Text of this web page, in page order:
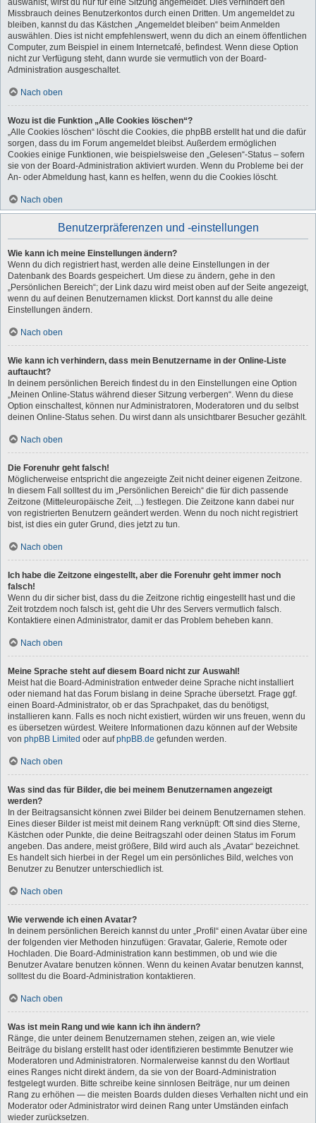
auswählst, wirst du nur für eine Sitzung angemeldet. Dies verhindert den
Missbrauch deines Benutzerkontos durch einen Dritten. Um angemeldet zu
bleiben, kannst du das Kästchen „Angemeldet bleiben“ beim Anmelden
auswählen. Dies ist nicht empfehlenswert, wenn du dich an einem öffentlichen
Computer, zum Beispiel in einem Internetcafé, befindest. Wenn diese Option
nicht zur Verfügung steht, dann wurde sie vermutlich von der Board-
Administration ausgeschaltet.
Nach oben
Wozu ist die Funktion „Alle Cookies löschen“?
„Alle Cookies löschen“ löscht die Cookies, die phpBB erstellt hat und die dafür
sorgen, dass du im Forum angemeldet bleibst. Außerdem ermöglichen
Cookies einige Funktionen, wie beispielsweise den „Gelesen“-Status – sofern
sie von der Board-Administration aktiviert wurden. Wenn du Probleme bei der
An- oder Abmeldung hast, kann es helfen, wenn du die Cookies löscht.
Nach oben
Benutzerpräferenzen und -einstellungen
Wie kann ich meine Einstellungen ändern?
Wenn du dich registriert hast, werden alle deine Einstellungen in der
Datenbank des Boards gespeichert. Um diese zu ändern, gehe in den
„Persönlichen Bereich“; der Link dazu wird meist oben auf der Seite angezeigt,
wenn du auf deinen Benutzernamen klickst. Dort kannst du alle deine
Einstellungen ändern.
Nach oben
Wie kann ich verhindern, dass mein Benutzername in der Online-Liste
auftaucht?
In deinem persönlichen Bereich findest du in den Einstellungen eine Option
„Meinen Online-Status während dieser Sitzung verbergen“. Wenn du diese
Option einschaltest, können nur Administratoren, Moderatoren und du selbst
deinen Online-Status sehen. Du wirst dann als unsichtbarer Besucher gezählt.
Nach oben
Die Forenuhr geht falsch!
Möglicherweise entspricht die angezeigte Zeit nicht deiner eigenen Zeitzone.
In diesem Fall solltest du im „Persönlichen Bereich“ die für dich passende
Zeitzone (Mitteleuropäische Zeit, ...) festlegen. Die Zeitzone kann dabei nur
von registrierten Benutzern geändert werden. Wenn du noch nicht registriert
bist, ist dies ein guter Grund, dies jetzt zu tun.
Nach oben
Ich habe die Zeitzone eingestellt, aber die Forenuhr geht immer noch
falsch!
Wenn du dir sicher bist, dass du die Zeitzone richtig eingestellt hast und die
Zeit trotzdem noch falsch ist, geht die Uhr des Servers vermutlich falsch.
Kontaktiere einen Administrator, damit er das Problem beheben kann.
Nach oben
Meine Sprache steht auf diesem Board nicht zur Auswahl!
Meist hat die Board-Administration entweder deine Sprache nicht installiert
oder niemand hat das Forum bislang in deine Sprache übersetzt. Frage ggf.
einen Board-Administrator, ob er das Sprachpaket, das du benötigst,
installieren kann. Falls es noch nicht existiert, würden wir uns freuen, wenn du
es übersetzen würdest. Weitere Informationen dazu können auf der Website
von phpBB Limited oder aufphpBB.de gefunden werden.
Nach oben
Was sind das für Bilder, die bei meinem Benutzernamen angezeigt
werden?
In der Beitragsansicht können zwei Bilder bei deinem Benutzernamen stehen.
Eines dieser Bilder ist meist mit deinem Rang verknüpft: Oft sind dies Sterne,
Kästchen oder Punkte, die deine Beitragszahl oder deinen Status im Forum
angeben. Das andere, meist größere, Bild wird auch als „Avatar“ bezeichnet.
Es handelt sich hierbei in der Regel um ein persönliches Bild, welches von
Benutzer zu Benutzer unterschiedlich ist.
Nach oben
Wie verwende ich einen Avatar?
In deinem persönlichen Bereich kannst du unter „Profil“ einen Avatar über eine
der folgenden vier Methoden hinzufügen: Gravatar, Galerie, Remote oder
Hochladen. Die Board-Administration kann bestimmen, ob und wie die
Benutzer Avatare benutzen können. Wenn du keinen Avatar benutzen kannst,
solltest du die Board-Administration kontaktieren.
Nach oben
Was ist mein Rang und wie kann ich ihn ändern?
Ränge, die unter deinem Benutzernamen stehen, zeigen an, wie viele
Beiträge du bislang erstellt hast oder identifizieren bestimmte Benutzer wie
Moderatoren und Administratoren. Normalerweise kannst du den Wortlaut
eines Ranges nicht direkt ändern, da sie von der Board-Administration
festgelegt wurden. Bitte schreibe keine sinnlosen Beiträge, nur um deinen
Rang zu erhöhen — die meisten Boards dulden dieses Verhalten nicht und ein
Moderator oder Administrator wird deinen Rang unter Umständen einfach
wieder zurücksetzen.